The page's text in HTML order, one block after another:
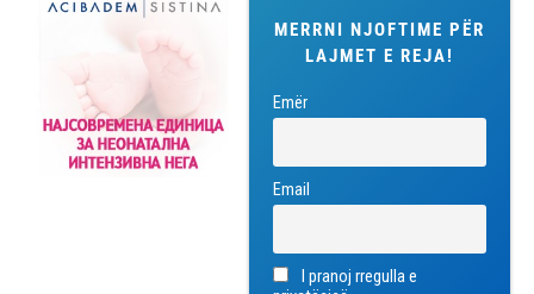
MERRNI NJOFTIME PËR
LAJMET E REJA!
Emër
Email
I pranoj rregulla e